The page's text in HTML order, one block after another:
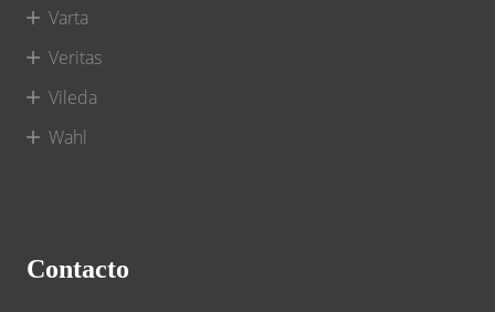
Varta
Veritas
Vileda
Wahl
Contacto